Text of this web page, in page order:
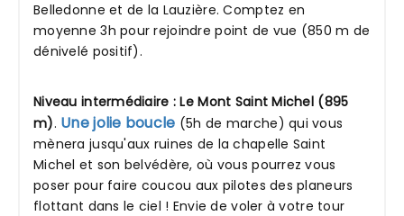
Belledonne et de la Lauzière. Comptez en
moyenne 3h pour rejoindre point de vue (850 m de
dénivelé positif).
Niveau intermédiaire : Le Mont Saint Michel (895
m). Une jolie boucle (5h de marche) qui vous
mènera jusqu'aux ruines de la chapelle Saint
Michel et son belvédère, où vous pourrez vous
poser pour faire coucou aux pilotes des planeurs
flottant dans le ciel ! Envie de voler à votre tour